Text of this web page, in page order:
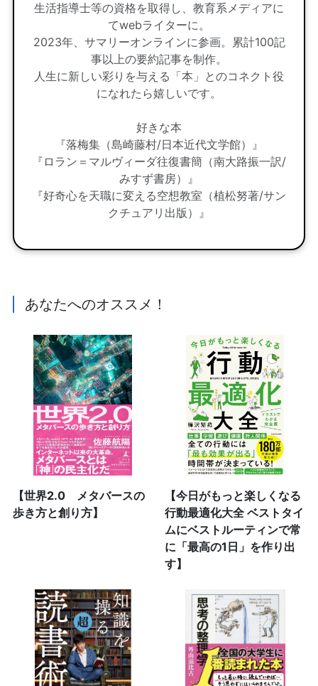
生活指導士等の資格を取得し、教育系メディアに
てwebライターに。
2023年、サマリーオンラインに参画。累計100記
事以上の要約記事を制作。
人生に新しい彩りを与える「本」とのコネクト役
になれたら嬉しいです。
好きな本
『落梅集（島崎藤村/日本近代文学館）』
『ロラン＝マルヴィーダ往復書簡（南大路振一訳/
みすず書房）』
『好奇心を天職に変える空想教室（植松努著/サン
クチュアリ出版）』
あなたへのオススメ！
【世界2.0 メタバースの
歩き方と創り方】
【今日がもっと楽しくなる
行動最適化大全 ベストタイ
ムにベストルーティンで常
に「最高の1日」を作り出
す】